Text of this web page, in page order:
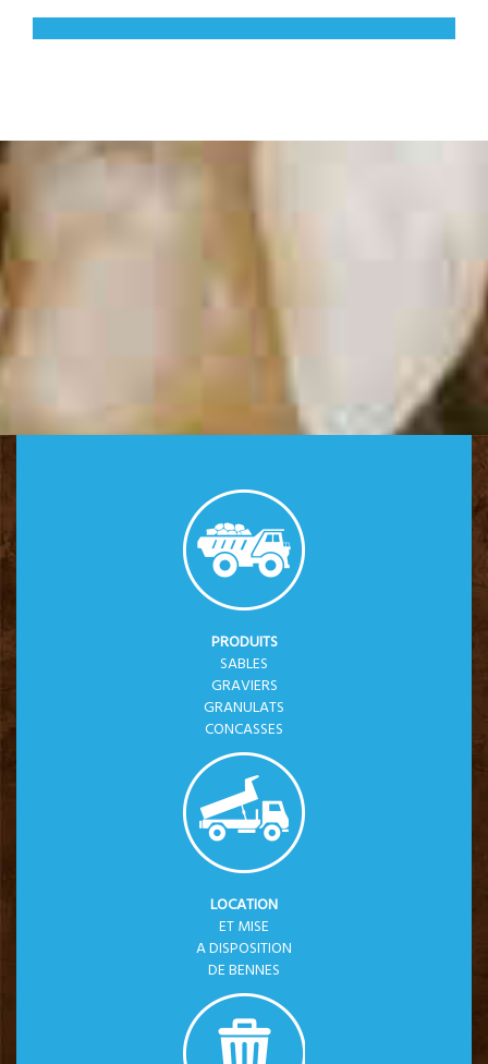
PRODUITS
SABLES
GRAVIERS
GRANULATS
CONCASSES
LOCATION
ET MISE
A DISPOSITION
DE BENNES